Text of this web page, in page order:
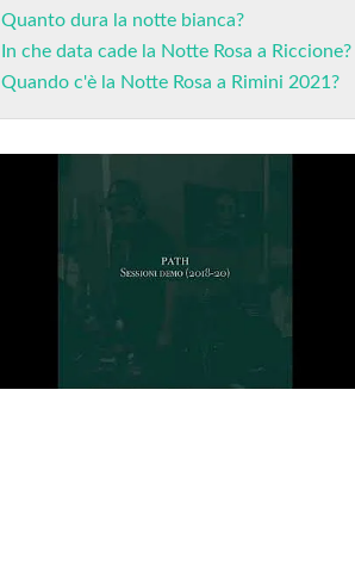
Quanto dura la notte bianca?
In che data cade la Notte Rosa a Riccione?
Quando c'è la Notte Rosa a Rimini 2021?